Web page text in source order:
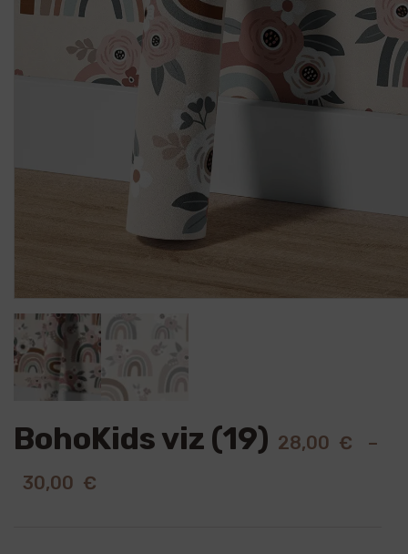
BohoKids viz (19) 28,00 €
–
30,00 €